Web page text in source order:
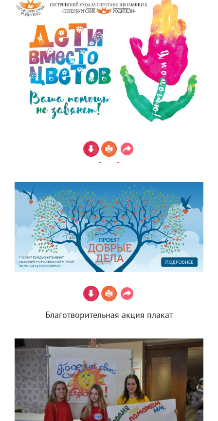
Благотворительная акция плакат